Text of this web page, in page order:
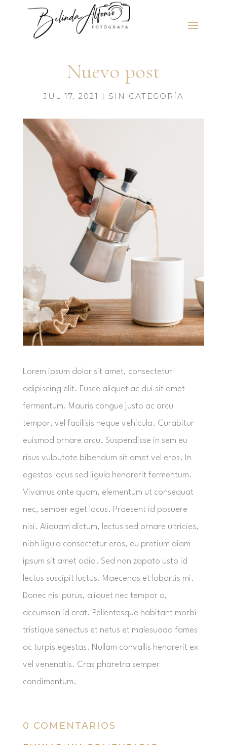
Nuevo post
JUL 17, 2021 | SIN CATEGORÍA
Lorem ipsum dolor sit amet, consectetur
adipiscing elit. Fusce aliquet ac dui sit amet
fermentum. Mauris congue justo ac arcu
tempor, vel facilisis neque vehicula. Curabitur
euismod ornare arcu. Suspendisse in sem eu
risus vulputate bibendum sit amet vel eros. In
egestas lacus sed ligula hendrerit fermentum.
Vivamus ante quam, elementum ut consequat
nec, semper eget lacus. Praesent id posuere
nisi. Aliquam dictum, lectus sed ornare ultricies,
nibh ligula consectetur eros, eu pretium diam
ipsum sit amet odio. Sed non zapato usto id
lectus suscipit luctus. Maecenas et lobortis mi.
Donec nisl purus, aliquet nec tempor a,
accumsan id erat. Pellentesque habitant morbi
tristique senectus et netus et malesuada fames
ac turpis egestas. Nullam convallis hendrerit ex
vel venenatis. Cras pharetra semper
condimentum.
0 COMENTARIOS